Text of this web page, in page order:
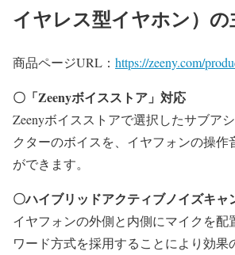
イヤレス型イヤホン）
商品ページURL： https://zeeny.com/
〇「Zeenyボイスストア」対応
Zeenyボイスストアで選択したサブア
クターのボイスを、イヤフォンの操作
ができます。
〇ハイブリッドアクティブノイズキャ
イヤフォンの外側と内側にマイクを配
ワード方式を採用することにより効果